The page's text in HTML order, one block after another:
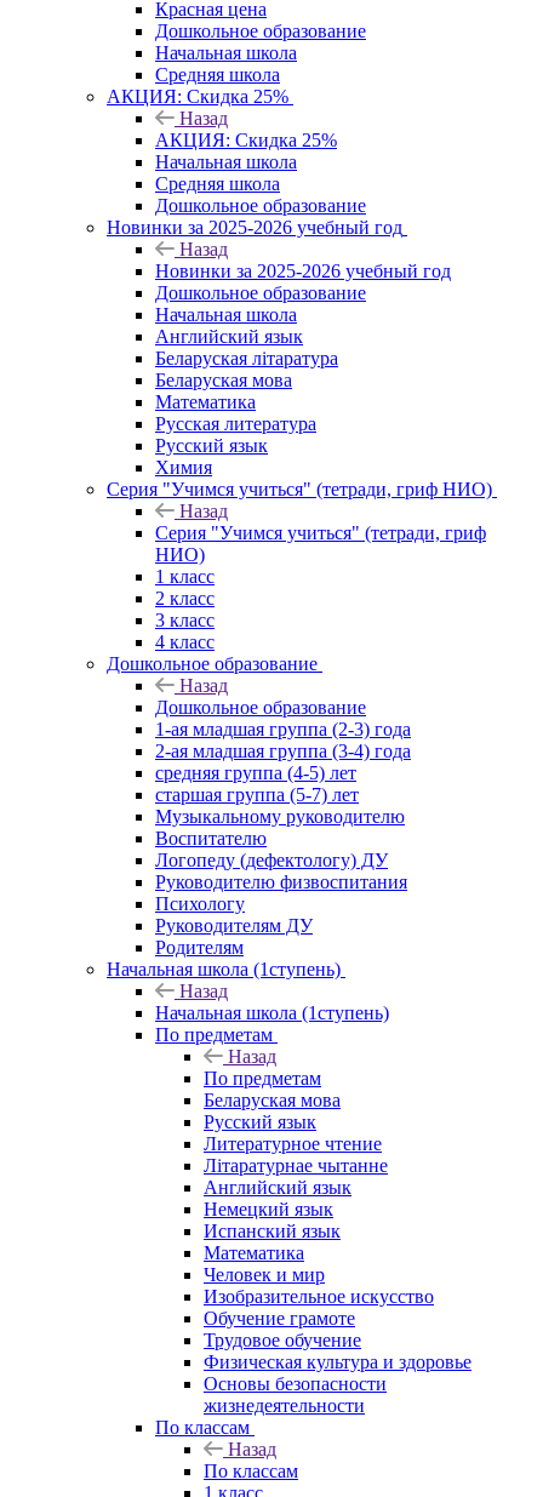
Красная цена
Дошкольное образование
Начальная школа
Средняя школа
АКЦИЯ: Скидка 25%
Назад
АКЦИЯ: Скидка 25%
Начальная школа
Средняя школа
Дошкольное образование
Новинки за 2025-2026 учебный год
Назад
Новинки за 2025-2026 учебный год
Дошкольное образование
Начальная школа
Английский язык
Беларуская літаратура
Беларуская мова
Математика
Русская литература
Русский язык
Химия
Серия "Учимся учиться" (тетради, гриф НИО)
Назад
Серия "Учимся учиться" (тетради, гриф
НИО)
1 класс
2 класс
3 класс
4 класс
Дошкольное образование
Назад
Дошкольное образование
1-ая младшая группа (2-3) года
2-ая младшая группа (3-4) года
средняя группа (4-5) лет
старшая группа (5-7) лет
Музыкальному руководителю
Воспитателю
Логопеду (дефектологу) ДУ
Руководителю физвоспитания
Психологу
Руководителям ДУ
Родителям
Начальная школа (1ступень)
Назад
Начальная школа (1ступень)
По предметам
Назад
По предметам
Беларуская мова
Русский язык
Литературное чтение
Літаратурнае чытанне
Английский язык
Немецкий язык
Испанский язык
Математика
Человек и мир
Изобразительное искусство
Обучение грамоте
Трудовое обучение
Физическая культура и здоровье
Основы безопасности
жизнедеятельности
По классам
Назад
По классам
1 класс